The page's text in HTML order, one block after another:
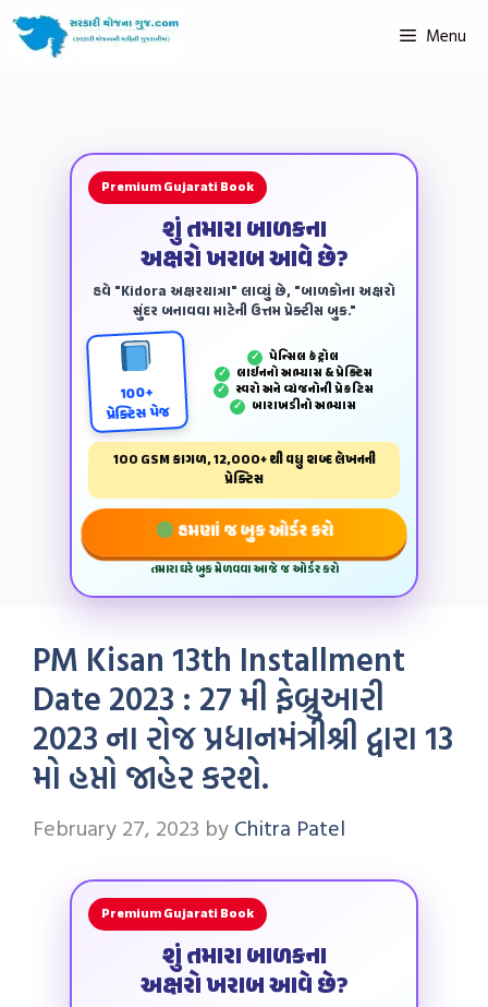
Menu
Premium Gujarati Book
શું તમારા બાળકના
અક્ષરો ખરાબ આવે છે?
હવે "Kidora અક્ષરયાત્રા" લાવ્યું છે, "બાળકોના અક્ષરો
સુંદર બનાવવા માટેની ઉત્તમ પ્રેક્ટીસ બુક."
100+
પ્રેક્ટિસ પેજ
✓ પેન્‍સિલ કંટ્રોલ
✓ લાઈનનો અભ્યાસ & પ્રેક્ટિસ
✓ સ્વરો અને વ્યંજનોની પ્રેકટિસ
✓ બારાખડીનો અભ્યાસ
100 GSM કાગળ, 12,000+ થી વધુ શબ્દ લેખનની
પ્રેક્ટિસ
હમણાં જ બુક ઓર્ડર કરો
તમારા ઘરે બુક મેળવવા આજે જ ઓર્ડર કરો
PM Kisan 13th Installment
Date 2023 : 27 મી ફેબ્રુઆરી
2023 ના રોજ પ્રધાનમંત્રીશ્રી દ્વારા 13
મો હપ્તો જાહેર કરશે.
February 27, 2023 by Chitra Patel
Premium Gujarati Book
શું તમારા બાળકના
અક્ષરો ખરાબ આવે છે?